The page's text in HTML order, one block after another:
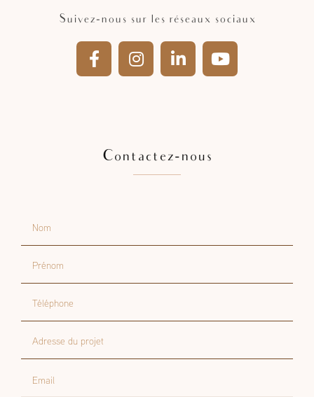
Suivez-nous sur les réseaux sociaux
Contactez-nous
Nom
Prénom
Téléphone
Adresse du projet
Email